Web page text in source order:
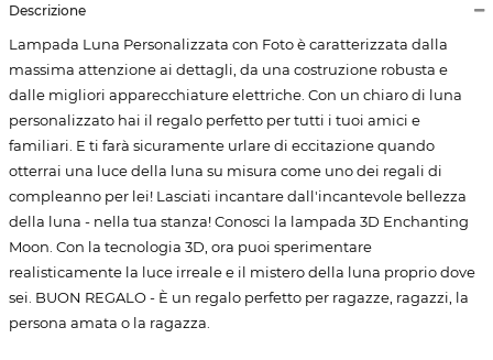
Descrizione
Lampada Luna Personalizzata con Foto è caratterizzata dalla
massima attenzione ai dettagli, da una costruzione robusta e
dalle migliori apparecchiature elettriche. Con un chiaro di luna
personalizzato hai il regalo perfetto per tutti i tuoi amici e
familiari. E ti farà sicuramente urlare di eccitazione quando
otterrai una luce della luna su misura come uno dei regali di
compleanno per lei! Lasciati incantare dall'incantevole bellezza
della luna - nella tua stanza! Conosci la lampada 3D Enchanting
Moon. Con la tecnologia 3D, ora puoi sperimentare
realisticamente la luce irreale e il mistero della luna proprio dove
sei. BUON REGALO - È un regalo perfetto per ragazze, ragazzi, la
persona amata o la ragazza.